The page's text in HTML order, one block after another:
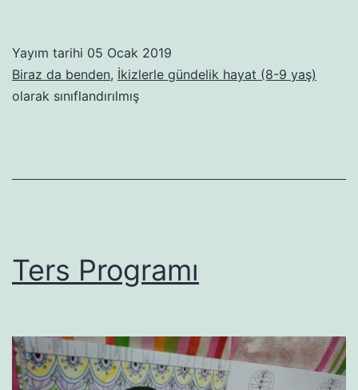
Yayım tarihi 05 Ocak 2019
Biraz da benden, İkizlerle gündelik hayat (8-9 yaş)
olarak sınıflandırılmış
Ters Programı